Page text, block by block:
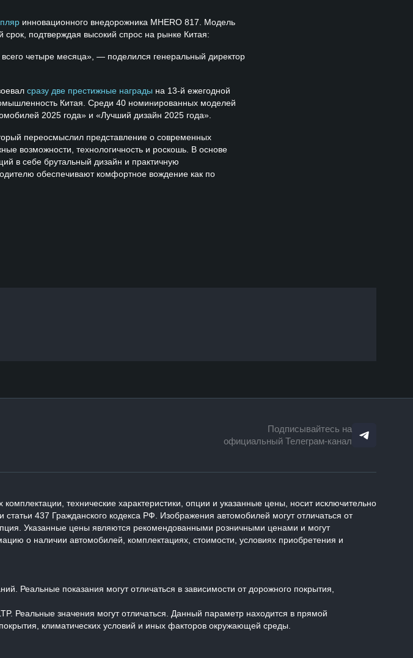
инновационного внедорожника MHERO 817. Модель
срок, подтверждая высокий спрос на рынке Китая:
четыре месяца», — поделился генеральный директор
сразу две престижные награды на 13-й ежегодной
Китая. Среди 40 номинированных моделей
2025 года» и «Лучший дизайн 2025 года».
переосмыслил представление о современных
возможности, технологичность и роскошь. В основе
в себе брутальный дизайн и практичную
обеспечивают комфортное вождение как по
Подписывайтесь на
официальный Телеграм-канал
технические характеристики, опции и указанные цены, носит исключительно
437 Гражданского кодекса РФ. Изображения автомобилей могут отличаться от
Указанные цены являются рекомендованными розничными ценами и могут
о наличии автомобилей, комплектациях, стоимости, условиях приобретения и
Реальные показания могут отличаться в зависимости от дорожного покрытия,
Реальные значения могут отличаться. Данный параметр находится в прямой
климатических условий и иных факторов окружающей среды.